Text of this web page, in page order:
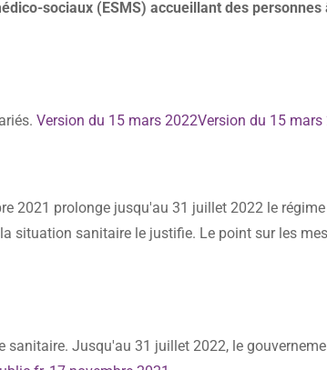
sociaux (ESMS) accueillant des personnes
Version du 15 mars 2022Version du 15 mars
2021 prolonge jusqu'au 31 juillet 2022 le
situation sanitaire le justifie. Le point sur les
Jusqu'au 31 juillet 2022, le